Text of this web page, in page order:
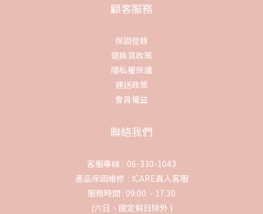
顧客服務
保固登錄
退換貨政策
隱私權保護
運送政策
會員權益
聯絡我們
客服專線 : 06-330-1043
產品保固維修 : ICARE真人客服
服務時間 : 09:00 - 17:30
(六日、國定假日除外 )